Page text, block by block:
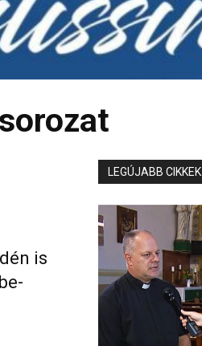
is
LEGÚJABB CIKKEK